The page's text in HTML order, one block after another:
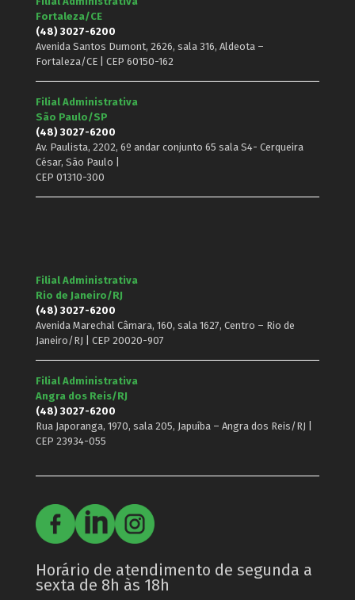
Fortaleza/CE
(48) 3027-6200
Avenida Santos Dumont, 2626, sala 316, Aldeota –
Fortaleza/CE | CEP 60150-162
Filial Administrativa
São Paulo/SP
(48) 3027-6200
Av. Paulista, 2202, 6º andar conjunto 65 sala S4- Cerqueira
César, São Paulo |
CEP 01310-300
Filial Administrativa
Rio de Janeiro/RJ
(48) 3027-6200
Avenida Marechal Câmara, 160, sala 1627, Centro – Rio de
Janeiro/RJ | CEP 20020-907
Filial Administrativa
Angra dos Reis/RJ
(48) 3027-6200
Rua Japoranga, 1970, sala 205, Japuíba – Angra dos Reis/RJ |
CEP 23934-055
Horário de atendimento de segunda a
sexta de 8h às 18h